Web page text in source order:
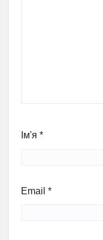
Ім'я *
Email *